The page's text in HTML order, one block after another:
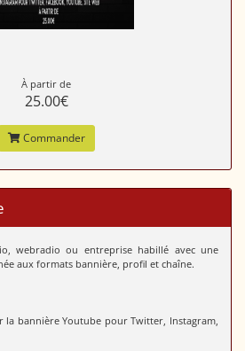
À partir de
25.00€
Commander
webradio ou entreprise habillé avec une
aux formats bannière, profil et chaîne.
la bannière Youtube pour Twitter, Instagram,